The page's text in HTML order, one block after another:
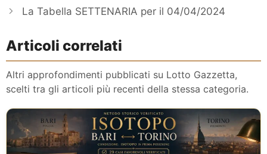
La Tabella SETTENARIA per il 04/04/2024
Articoli correlati
Altri approfondimenti pubblicati su Lotto Gazzetta,
scelti tra gli articoli più recenti della stessa categoria.